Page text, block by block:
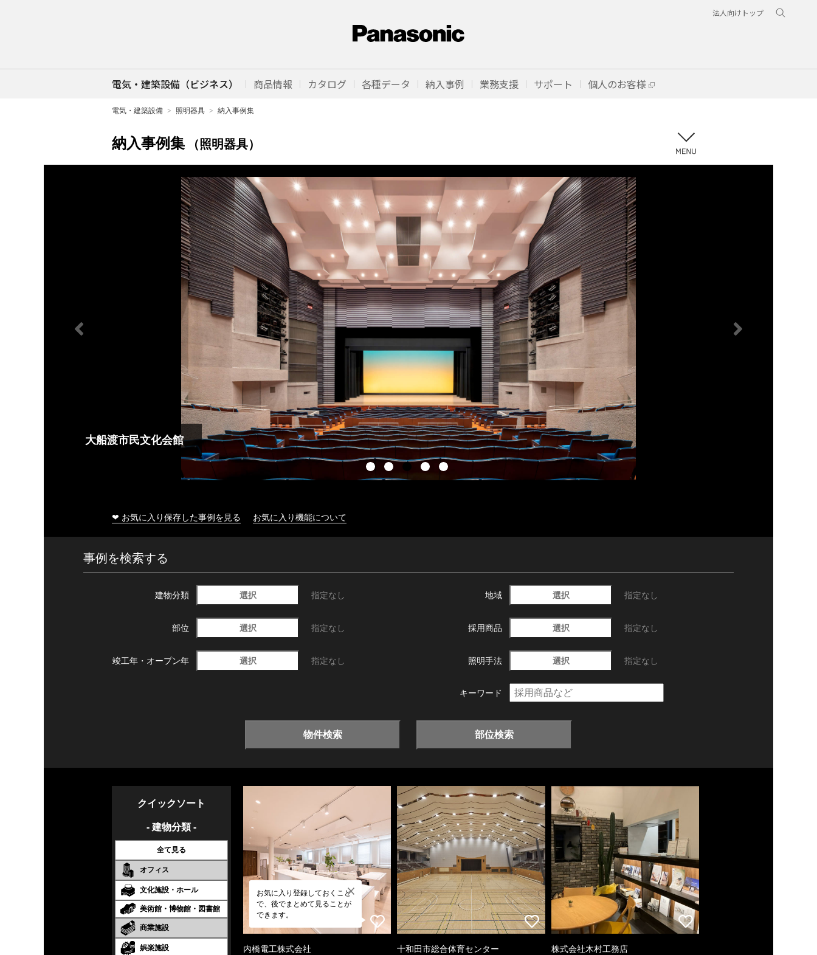
法人向けトップ
電気・建築設備（ビジネス） 商品情報 カタログ 各種データ 納入事例 業務支援 サポート 個人のお客様
電気・建築設備 照明器具 納入事例集
納入事例集 （照明器具）
大船渡市民文化会館
❤ お気に入り保存した事例を見る お気に入り機能について
事例を検索する
建物分類 選択 指定なし 地域 選択 指定なし
部位 選択 指定なし 採用商品 選択 指定なし
竣工年・ オープン年 選択 指定なし 照明手法 選択 指定なし
キーワード
物件検索 部位検索
クイックソート
- 建物分類 -
全て見る
オフィス
文化施設・ホール
美術館・博物館・図書館
商業施設
娯楽施設
お気に入り登録しておくこと
で、後でまとめて見ることが
できます。
内橋電工株式会社 十和田市総合体育センター 株式会社木村工務店